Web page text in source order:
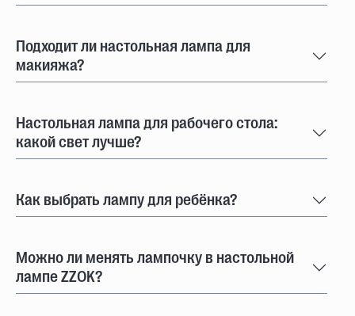
Подходит ли настольная лампа для
макияжа?
Настольная лампа для рабочего стола:
какой свет лучше?
Как выбрать лампу для ребёнка?
Можно ли менять лампочку в настольной
лампе ZZOK?